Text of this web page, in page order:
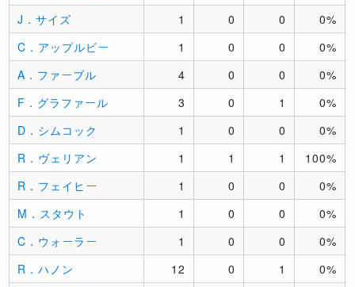
J．サイズ
1 0 0
0%
C．アップルビー
1 0 0
0%
A．ファーブル
4 0 0
0%
F．グラファール
3 0 1
0%
D．シムコック
1 0 0
0%
R．ヴェリアン
1 1 1
100%
R．フェイヒー
1 0 0
0%
M．スタウト
1 0 0
0%
C．ウォーラー
1 0 0
0%
R．ハノン
12 0 1
0%